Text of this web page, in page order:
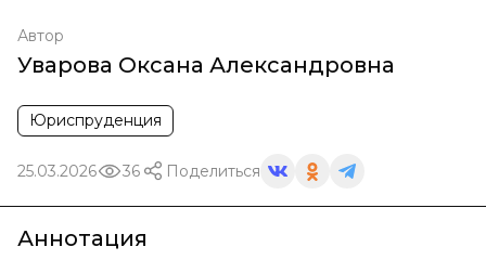
Автор
Уварова Оксана Александровна
Юриспруденция
25.03.2026 36 Поделиться
Аннотация